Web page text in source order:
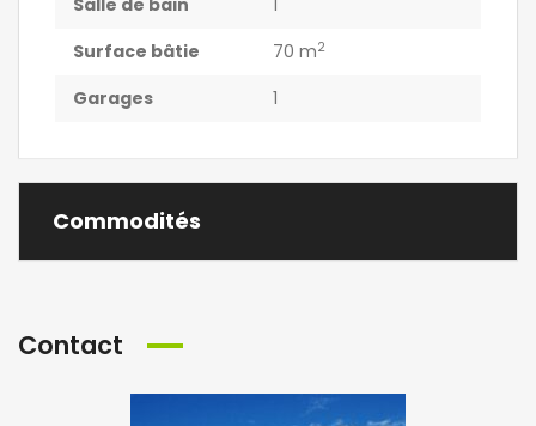
Salle de bain
1
Surface bâtie
70 m2
Garages 1
Commodités
Contact